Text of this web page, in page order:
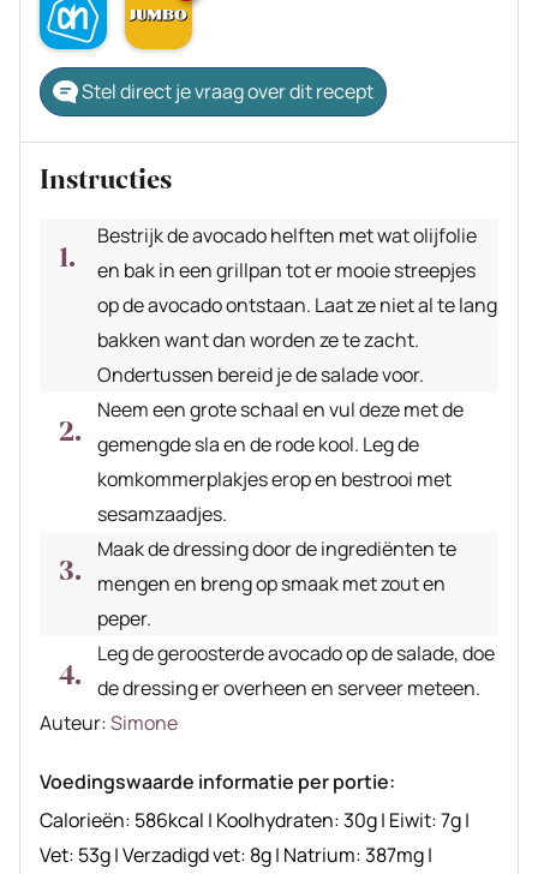
Stel direct je vraag over dit recept
Instructies
Bestrijk de avocado helften met wat olijfolie
en bak in een grillpan tot er mooie streepjes
op de avocado ontstaan. Laat ze niet al te lang
bakken want dan worden ze te zacht.
Ondertussen bereid je de salade voor.
Neem een grote schaal en vul deze met de
gemengde sla en de rode kool. Leg de
komkommerplakjes erop en bestrooi met
sesamzaadjes.
Maak de dressing door de ingrediënten te
mengen en breng op smaak met zout en
peper.
Leg de geroosterde avocado op de salade, doe
de dressing er overheen en serveer meteen.
Auteur
Auteur:Simone
Voedingswaarde informatie per portie:
Calorieën: 586kcal | Koolhydraten:30g| Eiwit:7g|
Vet: 53g|Verzadigd vet: 8g| Natrium:387mg|